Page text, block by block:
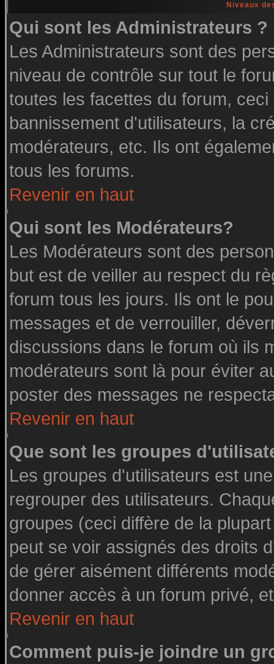
Niveaux
Qui sont les Administrateurs ?
Les Administrateurs sont des
niveau de contrôle sur tout le
toutes les facettes du forum,
bannissement d'utilisateurs, la
modérateurs, etc. Ils ont
tous les forums.
Revenir en haut
Qui sont les Modérateurs?
Les Modérateurs sont des
but est de veiller au respect du
forum tous les jours. Ils ont le
messages et de verrouiller,
discussions dans le forum où ils
modérateurs sont là pour éviter
poster des messages ne
Revenir en haut
Que sont les groupes
Les groupes d'utilisateurs est
regrouper des utilisateurs.
groupes (ceci diffère de la
peut se voir assignés des droits
de gérer aisément différents
donner accès à un forum privé,
Revenir en haut
Comment puis-je joindre un